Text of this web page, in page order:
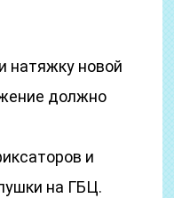
натяжку новой
должно
и
на ГБЦ.